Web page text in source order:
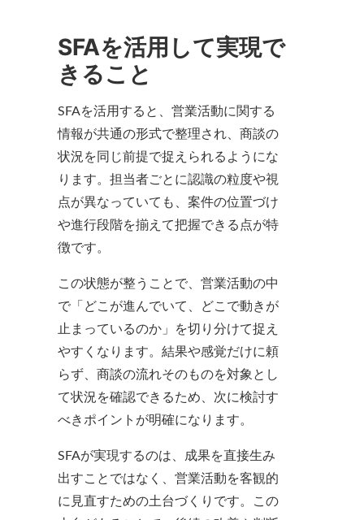
SFAを活用して実現で
きること
SFAを活用すると、営業活動に関する
情報が共通の形式で整理され、商談の
状況を同じ前提で捉えられるようにな
ります。担当者ごとに認識の粒度や視
点が異なっていても、案件の位置づけ
や進行段階を揃えて把握できる点が特
徴です。
この状態が整うことで、営業活動の中
で「どこが進んでいて、どこで動きが
止まっているのか」を切り分けて捉え
やすくなります。結果や感覚だけに頼
らず、商談の流れそのものを対象とし
て状況を確認できるため、次に検討す
べきポイントが明確になります。
SFAが実現するのは、成果を直接生み
出すことではなく、営業活動を客観的
に見直すための土台づくりです。この